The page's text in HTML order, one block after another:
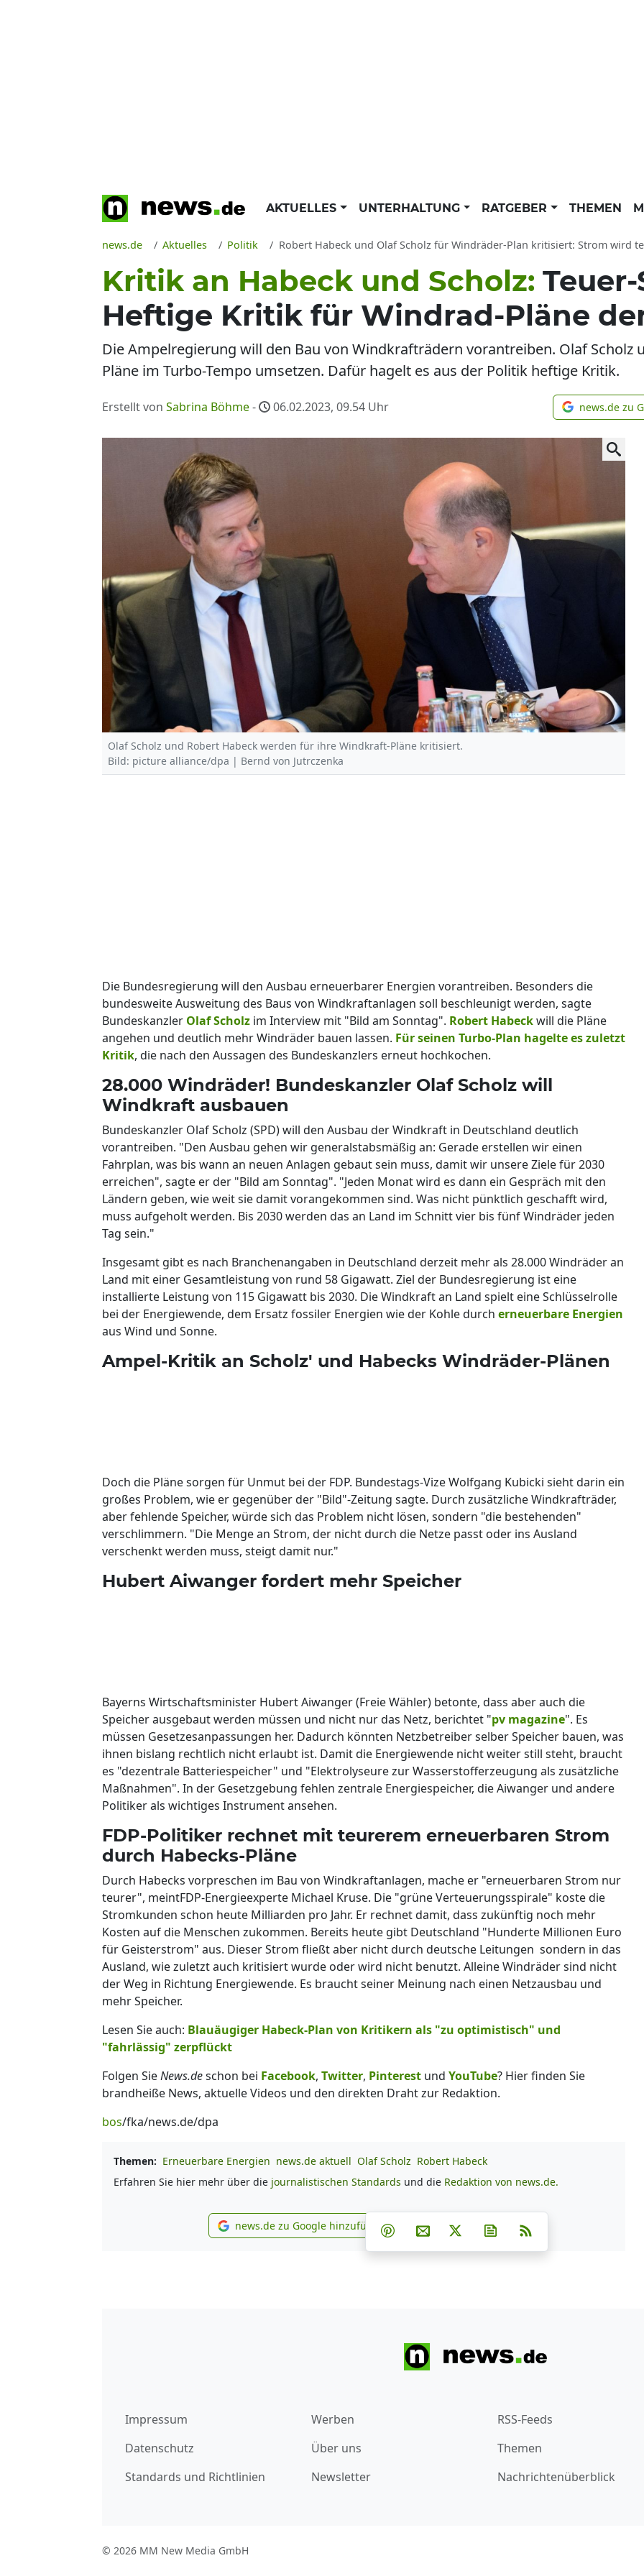
AKTUELLES UNTERHALTUNG RATGEBER THEMEN
news.de Aktuelles Politik Robert Habeck und Olaf Scholz für Windräder-Plan kritisiert: Strom wird
Kritik an Habeck und Scholz:
Heftige Kritik für Windrad-Pläne
Die Ampelregierung will den Bau von Windkrafträdern vorantreiben. Olaf Scholz
Pläne im Turbo-Tempo umsetzen. Dafür hagelt es aus der Politik heftige Kritik.
Erstellt von Sabrina Böhme- 06.02.2023, 09.54 Uhr news.de zu
Olaf Scholz und Robert Habeck werden für ihre Windkraft-Pläne kritisiert.
Bild: picture alliance/dpa | Bernd von Jutrczenka
Die Bundesregierung will den Ausbau erneuerbarer Energien vorantreiben. Besonders die
bundesweite Ausweitung des Baus von Windkraftanlagen soll beschleunigt werden, sagte
Bundeskanzler Olaf Scholz im Interview mit "Bild am Sonntag". Robert Habeckwill die Pläne
angehen und deutlich mehr Windräder bauen lassen. Für seinen Turbo-Plan hagelte es zuletzt
Kritik, die nach den Aussagen des Bundeskanzlers erneut hochkochen.
28.000 Windräder! Bundeskanzler Olaf Scholz will
Windkraft ausbauen
Bundeskanzler Olaf Scholz (SPD) will den Ausbau der Windkraft in Deutschland deutlich
vorantreiben. "Den Ausbau gehen wir generalstabsmäßig an: Gerade erstellen wir einen
Fahrplan, was bis wann an neuen Anlagen gebaut sein muss, damit wir unsere Ziele für 2030
erreichen", sagte er der "Bild am Sonntag". "Jeden Monat wird es dann ein Gespräch mit den
Ländern geben, wie weit sie damit vorangekommen sind. Was nicht pünktlich geschafft wird,
muss aufgeholt werden. Bis 2030 werden das an Land im Schnitt vier bis fünf Windräder jeden
Tag sein."
Insgesamt gibt es nach Branchenangaben in Deutschland derzeit mehr als 28.000 Windräder an
Land mit einer Gesamtleistung von rund 58 Gigawatt. Ziel der Bundesregierung ist eine
installierte Leistung von 115 Gigawatt bis 2030. Die Windkraft an Land spielt eine Schlüsselrolle
bei der Energiewende, dem Ersatz fossiler Energien wie der Kohle durch erneuerbare Energien
aus Wind und Sonne.
Ampel-Kritik an Scholz' und Habecks Windräder-Plänen
Doch die Pläne sorgen für Unmut bei der FDP. Bundestags-Vize Wolfgang Kubicki sieht darin ein
großes Problem, wie er gegenüber der "Bild"-Zeitung sagte. Durch zusätzliche Windkrafträder,
aber fehlende Speicher, würde sich das Problem nicht lösen, sondern "die bestehenden"
verschlimmern. "Die Menge an Strom, der nicht durch die Netze passt oder ins Ausland
verschenkt werden muss, steigt damit nur."
Hubert Aiwanger fordert mehr Speicher
Bayerns Wirtschaftsminister Hubert Aiwanger (Freie Wähler) betonte, dass aber auch die
Speicher ausgebaut werden müssen und nicht nur das Netz, berichtet "pv magazine". Es
müssen Gesetzesanpassungen her. Dadurch könnten Netzbetreiber selber Speicher bauen, was
ihnen bislang rechtlich nicht erlaubt ist. Damit die Energiewende nicht weiter still steht, braucht
es "dezentrale Batteriespeicher" und "Elektrolyseure zur Wasserstofferzeugung als zusätzliche
Maßnahmen". In der Gesetzgebung fehlen zentrale Energiespeicher, die Aiwanger und andere
Politiker als wichtiges Instrument ansehen.
FDP-Politiker rechnet mit teurerem erneuerbaren Strom
durch Habecks-Pläne
Durch Habecks vorpreschen im Bau von Windkraftanlagen, mache er "erneuerbaren Strom nur
teurer", meintFDP-Energieexperte Michael Kruse. Die "grüne Verteuerungsspirale" koste die
Stromkunden schon heute Milliarden pro Jahr. Er rechnet damit, dass zukünftig noch mehr
Kosten auf die Menschen zukommen. Bereits heute gibt Deutschland "Hunderte Millionen Euro
für Geisterstrom" aus. Dieser Strom fließt aber nicht durch deutsche Leitungen sondern in das
Ausland, wie zuletzt auch kritisiert wurde oder wird nicht benutzt. Alleine Windräder sind nicht
der Weg in Richtung Energiewende. Es braucht seiner Meinung nach einen Netzausbau und
mehr Speicher.
Lesen Sie auch: Blauäugiger Habeck-Plan von Kritikern als "zu optimistisch" und
"fahrlässig" zerpflückt
Folgen SieNews.deschon bei Facebook, Twitter, Pinterest und YouTube? Hier finden Sie
brandheiße News, aktuelle Videos und den direkten Draht zur Redaktion.
bos/fka/news.de/dpa
Themen: Erneuerbare Energien news.de aktuell Olaf Scholz Robert Habeck
Erfahren Sie hier mehr über die journalistischen Standards und die Redaktion von news.de.
news.de zu Google hinzufügen
news.de zu Google hinzufügen Teilen auf Facebook
Teilen auf Whatsapp
Teilen auf Telegram
Teilen auf Pinterest
Per E-Mail teilen
Post auf XNewsletter abonnieren
Impressum
Datenschutz
Standards und Richtlinien
Werben
Über uns
Newsletter
RSS-Feeds
Themen
Nachrichtenüberblick
© 2026 MM New Media GmbH